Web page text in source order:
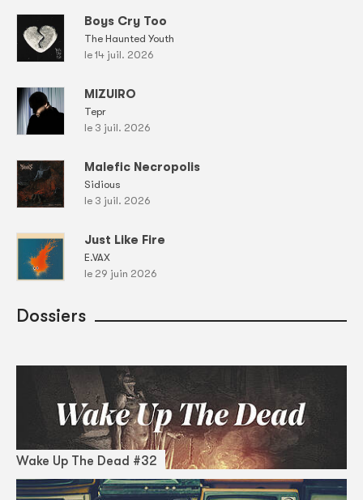
Boys Cry Too
The Haunted Youth
le 14 juil. 2026
MIZUIRO
Tepr
le 3 juil. 2026
Malefic Necropolis
Sidious
le 3 juil. 2026
Just Like Fire
E.VAX
le 29 juin 2026
Dossiers
Wake Up The Dead #32